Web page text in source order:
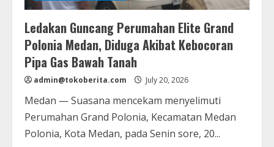
Ledakan Guncang Perumahan Elite Grand
Polonia Medan, Diduga Akibat Kebocoran
Pipa Gas Bawah Tanah
admin@tokoberita.com July 20, 2026
Medan — Suasana mencekam menyelimuti
Perumahan Grand Polonia, Kecamatan Medan
Polonia, Kota Medan, pada Senin sore, 20...